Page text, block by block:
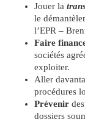
Jouer la
le
l’EPR –
Faire
sociétés
exploiter.
Aller
procédures
Prévenir
dossiers